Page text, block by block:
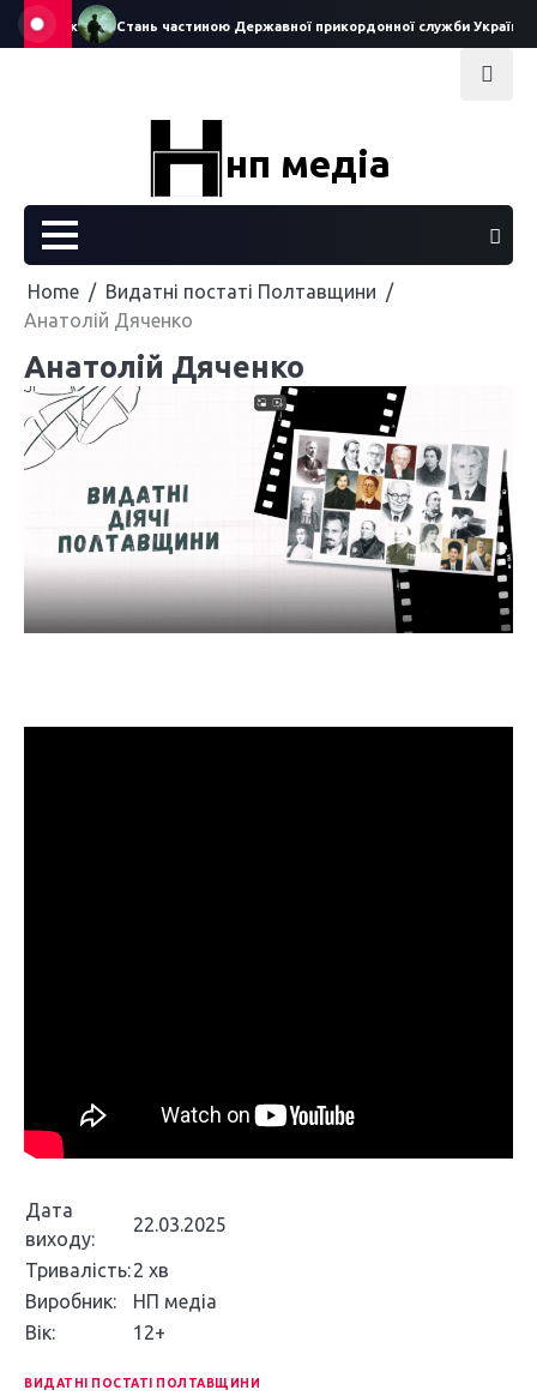
Skip
Стань частиною Державної прикордонної служби України
нп медіа
Home
Видатні постаті Полтавщини
Анатолій Дяченко
Анатолій Дяченко
Дата
виходу:
22.03.2025
Тривалість:2 хв
Виробник:
НП медіа
Вік:
12+
ВИДАТНІ ПОСТАТІ ПОЛТАВЩИНИ